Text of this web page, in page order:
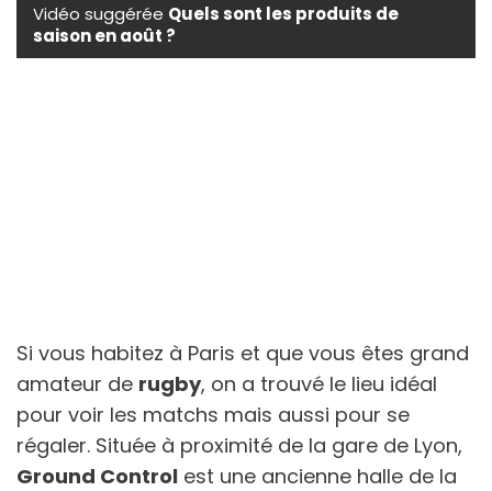
Vidéo suggérée Quels sont les produits de
saison en août ?
Si vous habitez à Paris et que vous êtes grand
amateur de rugby, on a trouvé le lieu idéal
pour voir les matchs mais aussi pour se
régaler. Située à proximité de la gare de Lyon,
Ground Control est une ancienne halle de la